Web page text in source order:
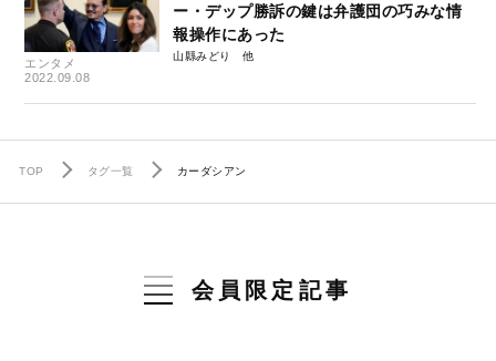
エンタメ
2022.09.08
ー・デップ勝訴の鍵は弁護団の巧みな情
報操作にあった
山縣みどり
TOP タグ一覧 カーダシアン
会員限定記事